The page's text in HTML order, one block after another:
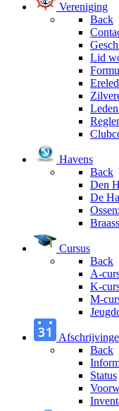
Vereniging
Back
Lid
Havens
Back
Den
De
Cursus
Back
A-
K-
M-
Back
Status